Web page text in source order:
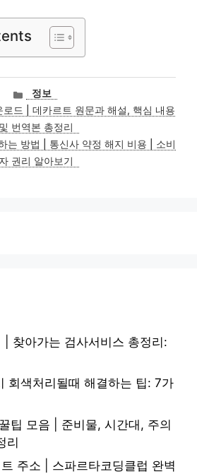
카
테
고
리
정보
드 | 데카르트 원문과 해설, 핵심 내용
및 번역본 총정리
는 방법 | 통신사 약정 해지 비용 | 소비
자 권리 알아보기
| 찾아가는 검사서비스 총정리:
회색처리될때 해결하는 팁: 7가
팁 모음 | 준비물, 시간대, 주의
리
주소 | 스파르타코딩클럽 완벽